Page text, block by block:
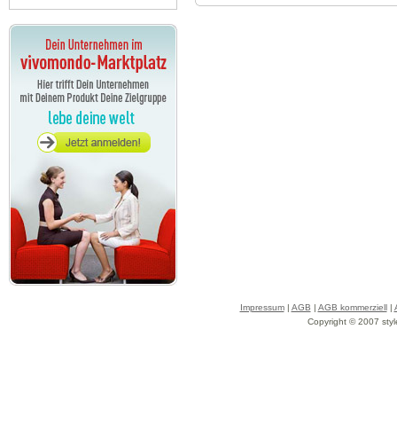
Impressum| AGB | AGB kommerziell|
Copyright © 2007